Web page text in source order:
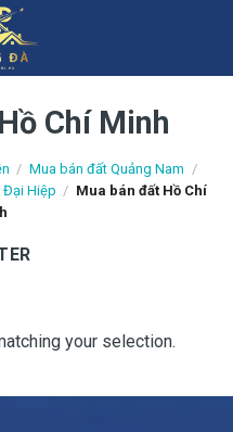
Chí Minh
/ Mua bán đất Quảng Nam /
Đại Hiệp / Mua bán đất Hồ Chí
your selection.